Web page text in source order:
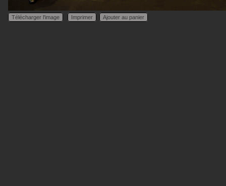
Télécharger l'image Imprimer Ajouter au panier